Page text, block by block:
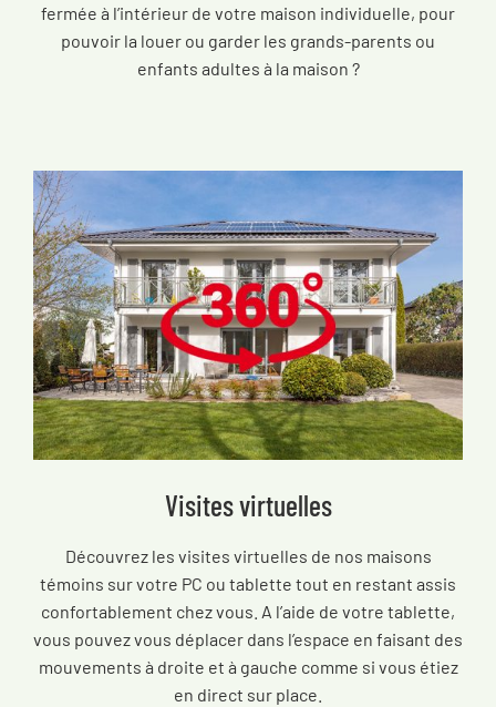
fermée à l’intérieur de votre maison individuelle, pour
pouvoir la louer ou garder les grands-parents ou
enfants adultes à la maison ?
Visites virtuelles
Découvrez les visites virtuelles de nos maisons
témoins sur votre PC ou tablette tout en restant assis
confortablement chez vous. A l’aide de votre tablette,
vous pouvez vous déplacer dans l’espace en faisant des
mouvements à droite et à gauche comme si vous étiez
en direct sur place.